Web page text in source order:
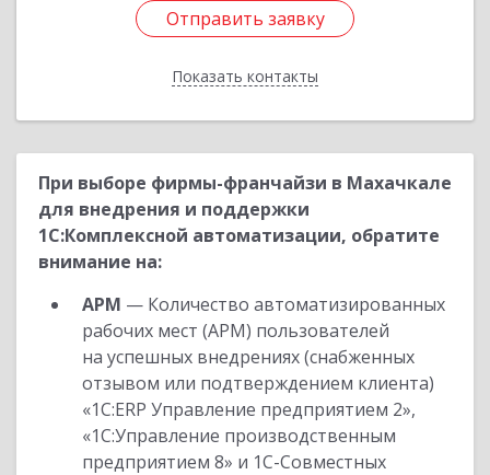
Отправить заявку
Показать контакты
Отправить заявку
Назад
При выборе фирмы-франчайзи в Махачкале
для внедрения и поддержки
1С:Комплексной автоматизации, обратите
внимание на:
АРМ — Количество автоматизированных
рабочих мест (АРМ) пользователей
на успешных внедрениях (снабженных
отзывом или подтверждением клиента)
«1С:ERP Управление предприятием 2»,
«1С:Управление производственным
предприятием 8» и 1С-Совместных